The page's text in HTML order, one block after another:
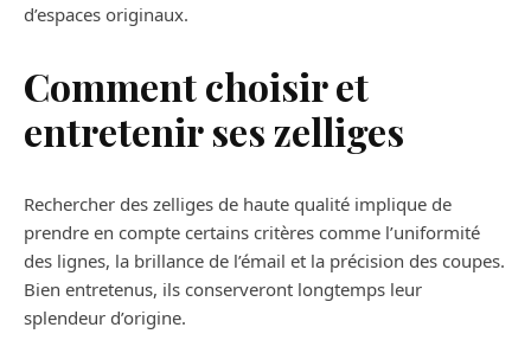
d’espaces originaux.
Comment choisir et
entretenir ses zelliges
Rechercher des zelliges de haute qualité implique de
prendre en compte certains critères comme l’uniformité
des lignes, la brillance de l’émail et la précision des coupes.
Bien entretenus, ils conserveront longtemps leur
splendeur d’origine.